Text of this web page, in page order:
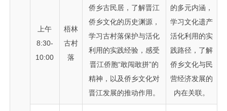
上午
8:30-
10:00
梧林
古村
落
侨乡古民居，了解晋江
侨乡文化的历史渊源，
学习古村落保护与活化
利用的实践经验，感受
晋江侨胞“敢闯敢拼”的
精神，以及侨乡文化对
晋江发展的推动作用。
的多元内涵，
学习文化遗产
活化利用的实
践路径，了解
侨乡文化与民
营经济发展的
内在关联。